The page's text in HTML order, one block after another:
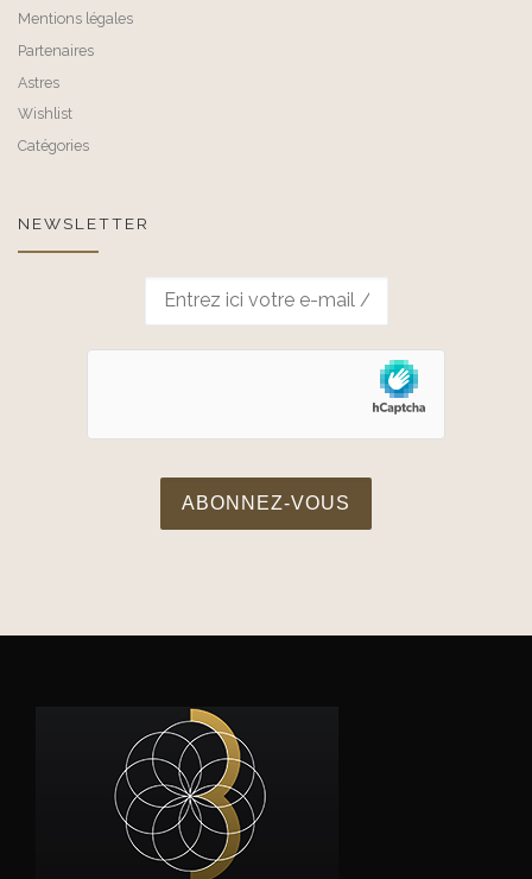
Mentions légales
Partenaires
Astres
Wishlist
Catégories
NEWSLETTER